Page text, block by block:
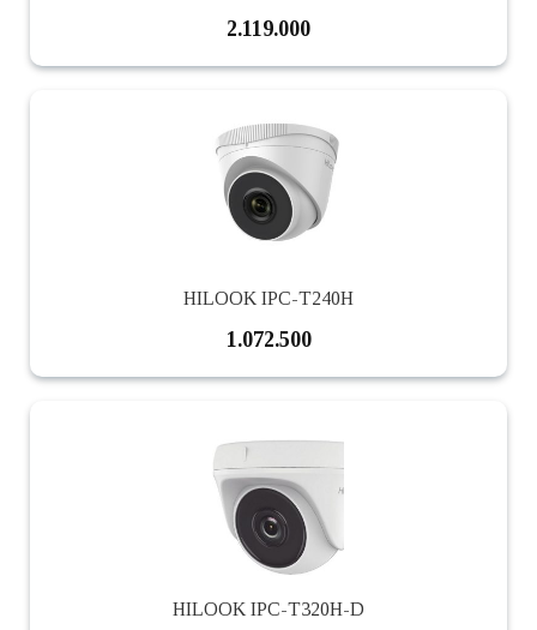
2.119.000
HILOOK IPC-T240H
1.072.500
HILOOK IPC-T320H-D